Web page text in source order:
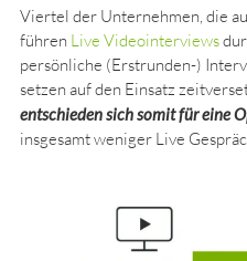
Viertel der Unternehmen, die
führen Live Videointerviews
persönliche (Erstrunden-)
setzen auf den Einsatz
entschieden sich somit für eine
insgesamt weniger Live